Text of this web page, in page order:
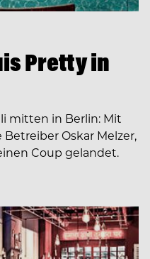
Pretty in
mitten in Berlin: Mit
Oskar Melzer,
Coup gelandet.